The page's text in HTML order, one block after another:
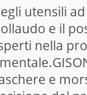
utensili
e il
nella
e